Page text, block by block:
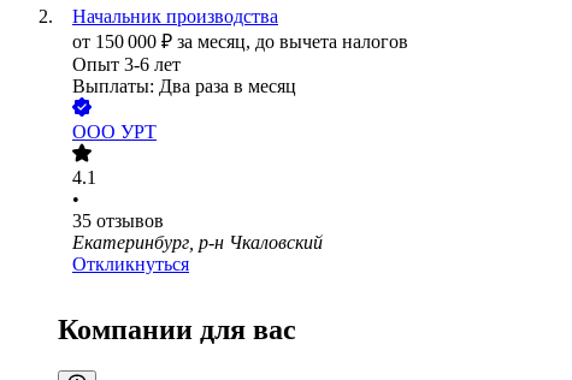
Начальник производства
от 150 000 ₽ за месяц, до вычета налогов
Опыт 3-6 лет
Выплаты: Два раза в месяц
ООО УРТ
4.1
•
35 отзывов
Екатеринбург, р-н Чкаловский
Откликнуться
Компании для вас